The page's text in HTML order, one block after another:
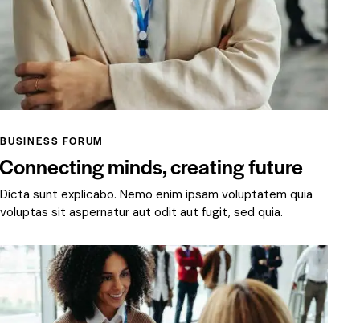
BUSINESS FORUM
Connecting minds, creating future
Dicta sunt explicabo. Nemo enim ipsam voluptatem quia
voluptas sit aspernatur aut odit aut fugit, sed quia.